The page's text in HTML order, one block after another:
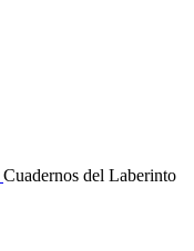
Cuadernos del Laberinto